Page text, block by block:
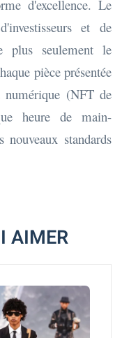
d'excellence. Le
et de
plus seulement le
pièce présentée
numérique (NFT de
heure de main-
standards
AIMER